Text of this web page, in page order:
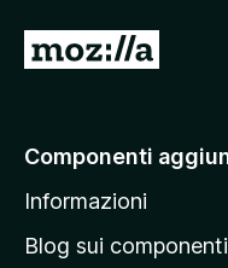
V
a
l
a
Componenti
Informazioni
Blog sui